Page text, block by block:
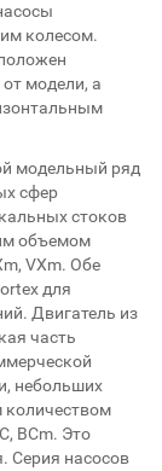
колесом.
модели, а
модельный ряд
сфер
стоков
объемом
VXm. Обе
для
Двигатель из
часть
небольших
количеством
BCm. Это
Серия насосов